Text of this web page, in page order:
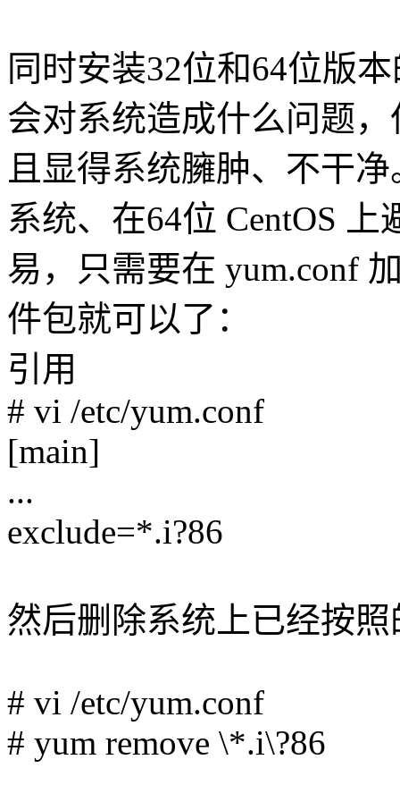
同时安装32位和64位版
会对系统造成什么问题
且显得系统臃肿、不干
系统、在64位 CentOS
易，只需要在 yum.conf
件包就可以了：
引用
# vi /etc/yum.conf
[main]
...
exclude=*.i?86
然后删除系统上已经按
# vi /etc/yum.conf
# yum remove \*.i\?86